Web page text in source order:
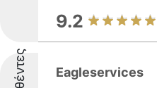
9.2
Eagleservices